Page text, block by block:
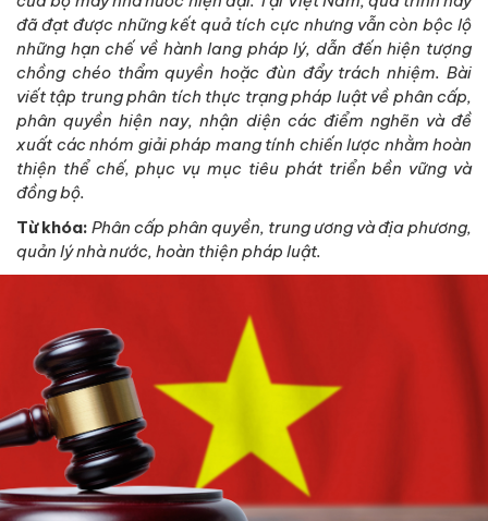
đã đạt được những kết quả tích cực nhưng vẫn còn bộc lộ
những hạn chế về hành lang pháp lý, dẫn đến hiện tượng
chồng chéo thẩm quyền hoặc đùn đẩy trách nhiệm. Bài
viết tập trung phân tích thực trạng pháp luật về phân cấp,
phân quyền hiện nay, nhận diện các điểm nghẽn và đề
xuất các nhóm giải pháp mang tính chiến lược nhằm hoàn
thiện thể chế, phục vụ mục tiêu phát triển bền vững và
đồng bộ.
Từ khóa: Phân cấp phân quyền, trung ương và địa phương,
quản lý nhà nước, hoàn thiện pháp luật.